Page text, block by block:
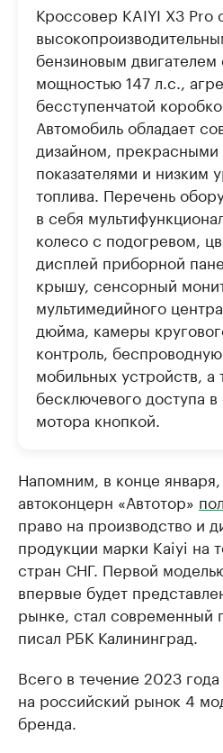
Кроссовер KAIYI X3 Pro
бензиновым
мощностью 147 л.с.,
бесступенчатой
Автомобиль обладает
дизайном,
показателями и низким
топлива. Перечень
в себя
колесо с подогревом,
дисплей приборной
крышу, сенсорный
мультимедийного
дюйма, камеры
контроль,
мобильных устройств, а
бесключевого доступа в
мотора кнопкой.
Напомним, в конце
автоконцерн «Автотор»
право на производство и
продукции марки Kaiyi на
стран СНГ. Первой
впервые будет
рынке, стал современный
писал РБК Калининград.
Всего в течение 2023
на российский рынок 4
бренда.